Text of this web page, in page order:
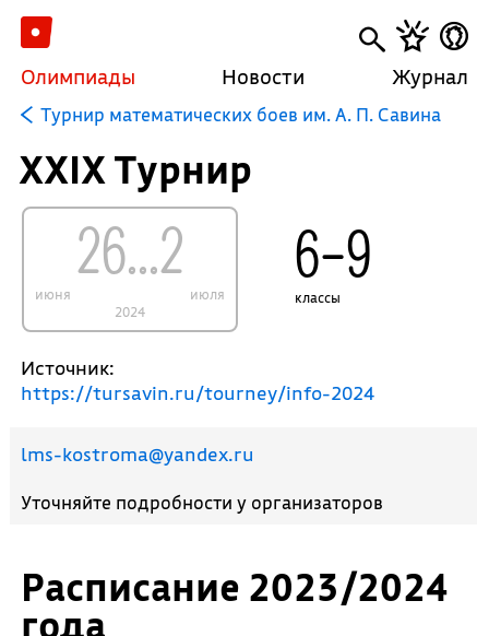
Олимпиады Новости Журнал
Турнир математических боев им. А. П. Савина
Расписание 2023/2024
года
XXIX Турнир
26...2
июня
июля
2024
6–9
классы
Источник:
https://tursavin.ru/tourney/info-2024
lms-kostroma@yandex.ru
Уточняйте подробности у организаторов